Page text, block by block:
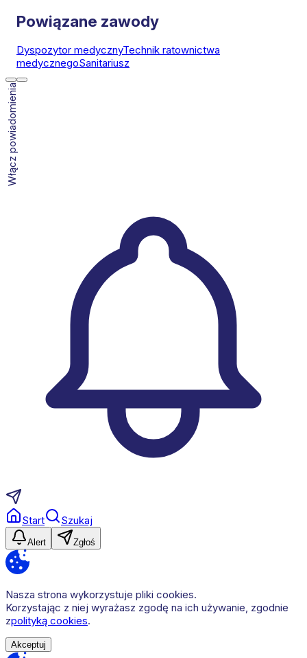
Powiązane zawody
Dyspozytor medycznyTechnik ratownictwa
medycznegoSanitariusz
Włącz powiadomienia
Start Szukaj
Alert Zgłoś
Nasza strona wykorzystuje pliki cookies.
Korzystając z niej wyrażasz zgodę na ich używanie, zgodnie
zpolityką cookies.
Akceptuj